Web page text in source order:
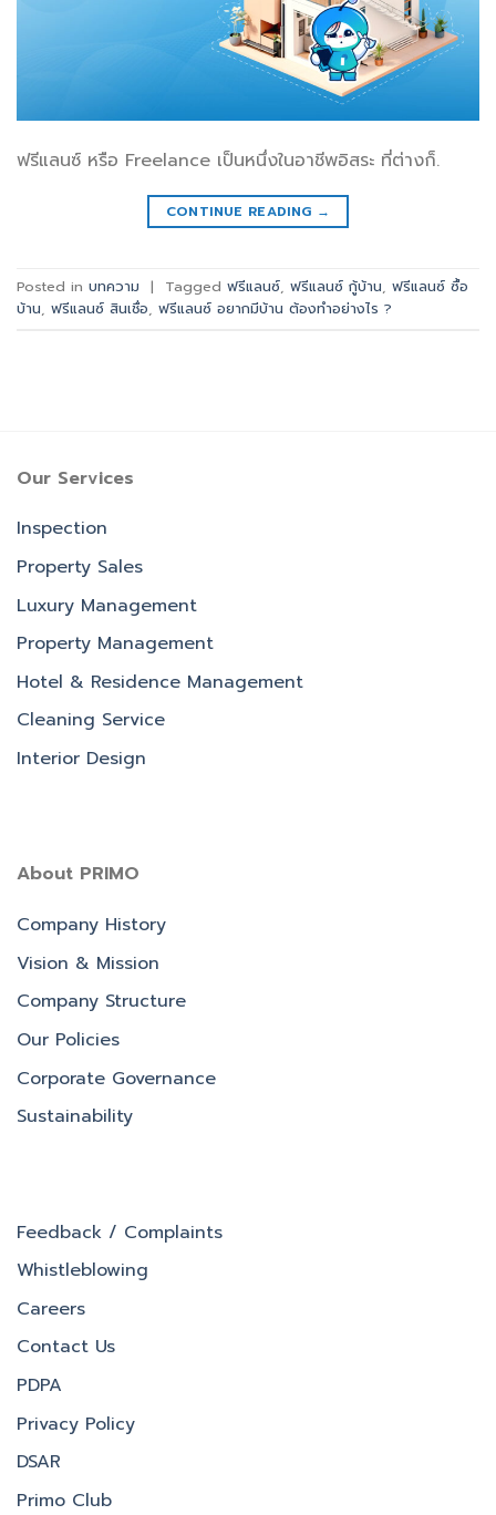
ฟรีแลนซ์ หรือ Freelance เป็นหนึ่งในอาชีพอิสระ ที่ต่างก็.
CONTINUE READING →
Posted in บทความ | Tagged ฟรีแลนซ์, ฟรีแลนซ์ กู้บ้าน, ฟรีแลนซ์ ซื้อ
บ้าน, ฟรีแลนซ์ สินเชื่อ, ฟรีแลนซ์ อยากมีบ้าน ต้องทำอย่างไร ?
Our Services
Inspection
Property Sales
Luxury Management
Property Management
Hotel & Residence Management
Cleaning Service
Interior Design
About PRIMO
Company History
Vision & Mission
Company Structure
Our Policies
Corporate Governance
Sustainability
Feedback / Complaints
Whistleblowing
Careers
Contact Us
PDPA
Privacy Policy
DSAR
Primo Club